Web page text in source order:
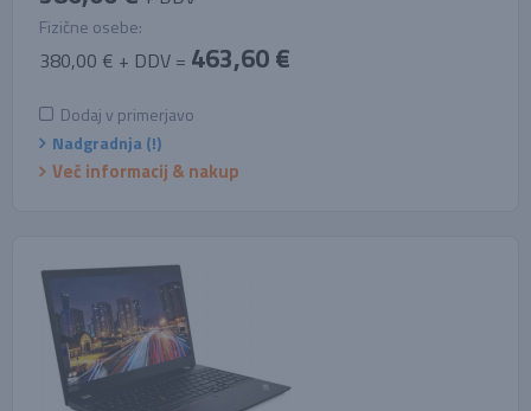
Fizične osebe:
380,00 € + DDV = 463,60 €
Dodaj v primerjavo
Nadgradnja (!)
Več informacij & nakup